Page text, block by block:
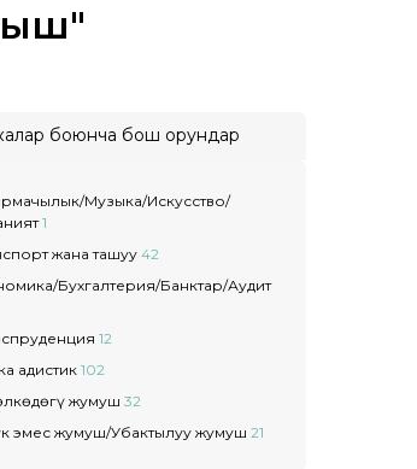
боюнча бош орундар
Музыка/Искусство/
1
жана ташуу42
Бухгалтерия/Банктар/Аудит
12
адистик102
жумуш32
эмес жумуш/Убактылуу жумуш21